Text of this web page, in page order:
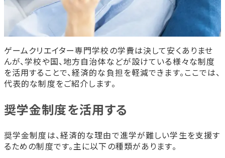
ゲームクリエイター専門学校の学費は決して安くありませ
んが、学校や国、地方自治体などが設けている様々な制度
を活用することで、経済的な負担を軽減できます。ここでは、
代表的な制度をご紹介します。
奨学金制度を活用する
奨学金制度は、経済的な理由で進学が難しい学生を支援す
るための制度です。主に以下の種類があります。